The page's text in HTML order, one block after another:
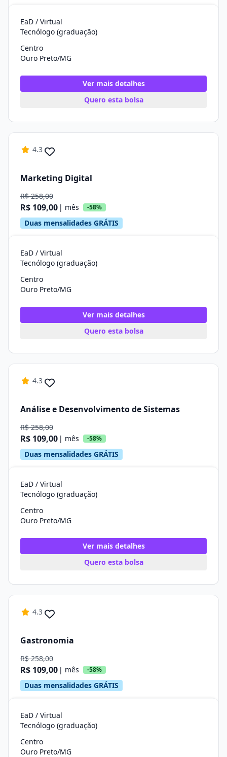
EaD / Virtual
Tecnólogo (graduação)
Centro
Ouro Preto/MG
Ver mais detalhes
Quero esta bolsa
4.3
Marketing Digital
R$ 258,00
R$ 109,00 | mês -58%
Duas mensalidades GRÁTIS
EaD / Virtual
Tecnólogo (graduação)
Centro
Ouro Preto/MG
Ver mais detalhes
Quero esta bolsa
4.3
Análise e Desenvolvimento de Sistemas
R$ 258,00
R$ 109,00 | mês -58%
Duas mensalidades GRÁTIS
EaD / Virtual
Tecnólogo (graduação)
Centro
Ouro Preto/MG
Ver mais detalhes
Quero esta bolsa
4.3
Gastronomia
R$ 258,00
R$ 109,00 | mês -58%
Duas mensalidades GRÁTIS
EaD / Virtual
Tecnólogo (graduação)
Centro
Ouro Preto/MG